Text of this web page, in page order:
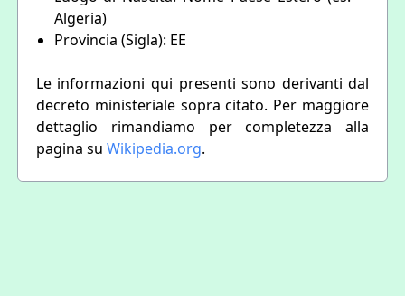
Algeria)
Provincia (Sigla): EE
Le informazioni qui presenti sono derivanti dal
decreto ministeriale sopra citato. Per maggiore
dettaglio rimandiamo per completezza alla
pagina su Wikipedia.org.